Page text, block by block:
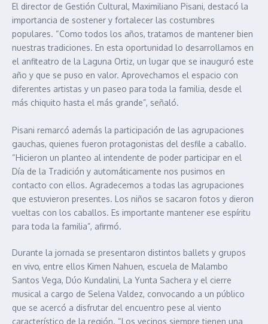
El director de Gestión Cultural, Maximiliano Pisani, destacó la
importancia de sostener y fortalecer las costumbres
populares. “Como todos los años, tratamos de mantener bien
nuestras tradiciones. En esta oportunidad lo desarrollamos en
el anfiteatro de la Laguna Ortiz, un lugar que se inauguró este
año y que se puso en valor. Aprovechamos el espacio con
diferentes artistas y un paseo para toda la familia, desde el
más chiquito hasta el más grande”, señaló.
Pisani remarcó además la participación de las agrupaciones
gauchas, quienes fueron protagonistas del desfile a caballo.
“Hicieron un planteo al intendente de poder participar en el
Día de la Tradición y automáticamente nos pusimos en
contacto con ellos. Agradecemos a todas las agrupaciones
que estuvieron presentes. Los niños se sacaron fotos y dieron
vueltas con los caballos. Es importante mantener ese espíritu
para toda la familia”, afirmó.
Durante la jornada se presentaron distintos ballets y grupos
en vivo, entre ellos Kimen Nahuen, escuela de Malambo
Santos Vega, Dúo Kundalini, La Yunta Sachera y el cierre
musical a cargo de Selena Valdez, convocando a un público
que se acercó a disfrutar del encuentro pese al viento
característico de la región. “Los vecinos siempre tienen una